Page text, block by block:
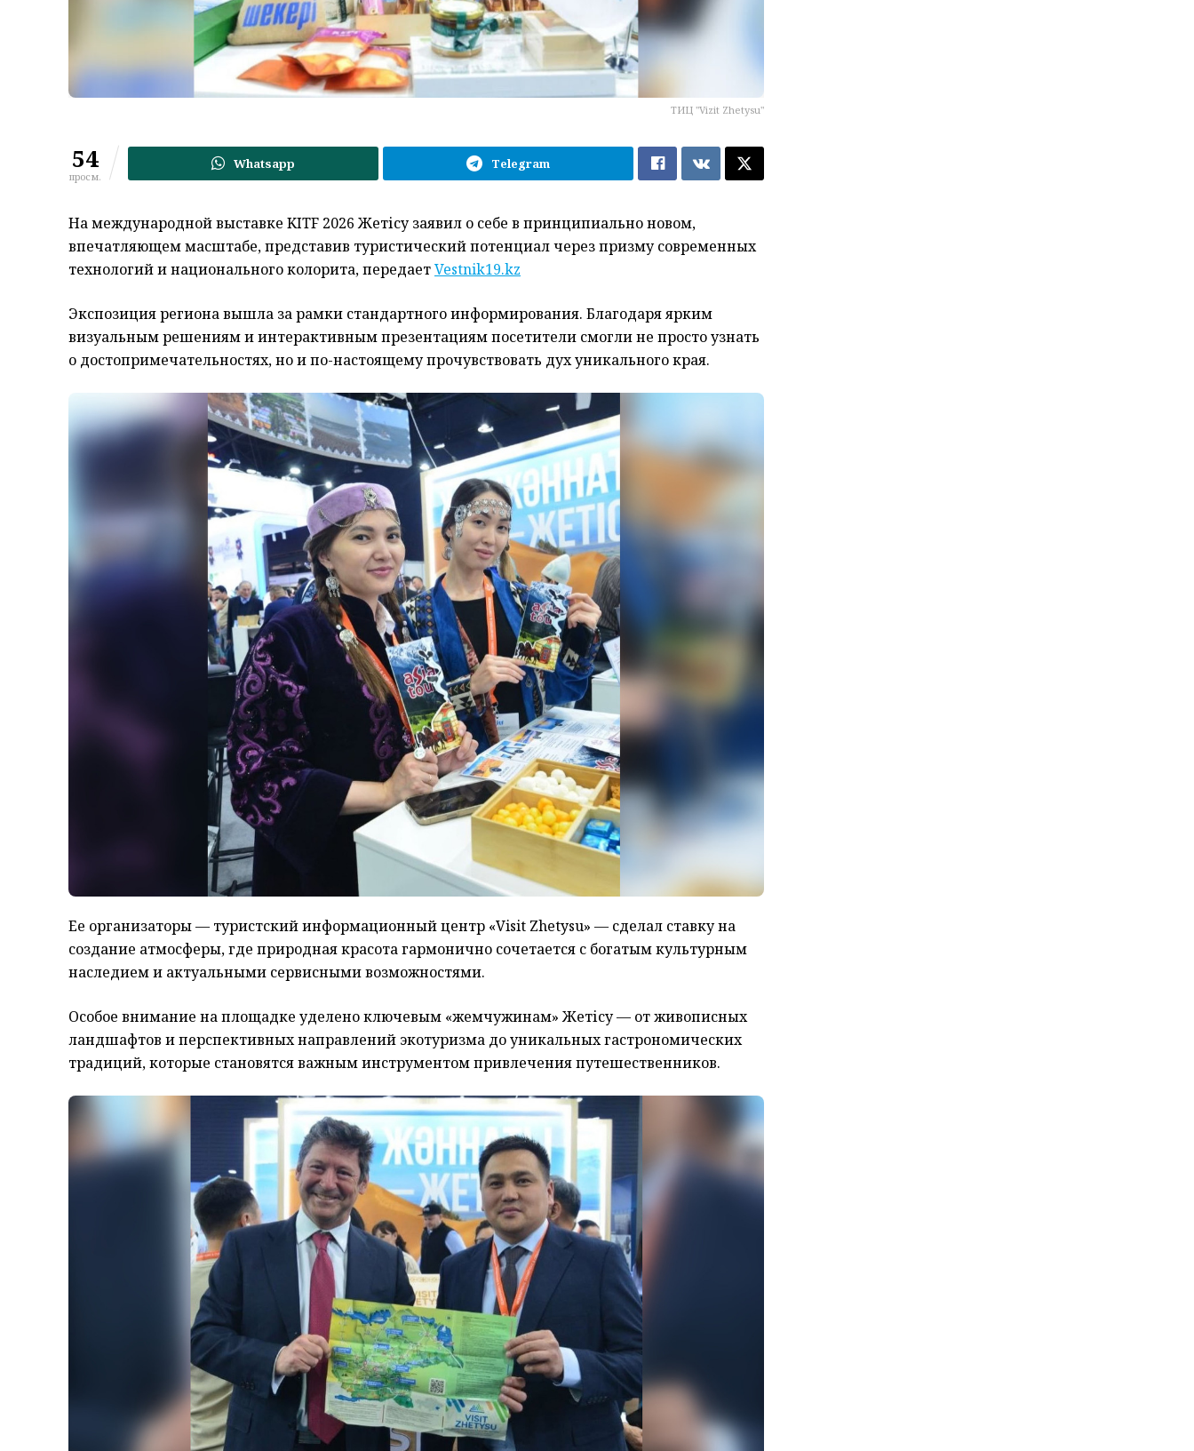
ТИЦ "Vizit Zhetysu"
54
просм.
Whatsapp Telegram
На международной выставке KITF 2026 Жетісу заявил о себе в принципиально новом,
впечатляющем масштабе, представив туристический потенциал через призму современных
технологий и национального колорита, передаетVestnik19.kz
Экспозиция региона вышла за рамки стандартного информирования. Благодаря ярким
визуальным решениям и интерактивным презентациям посетители смогли не просто узнать
о достопримечательностях, но и по-настоящему прочувствовать дух уникального края.
Ее организаторы — туристский информационный центр «Visit Zhetysu» — сделал ставку на
создание атмосферы, где природная красота гармонично сочетается с богатым культурным
наследием и актуальными сервисными возможностями.
Особое внимание на площадке уделено ключевым «жемчужинам» Жетісу — от живописных
ландшафтов и перспективных направлений экотуризма до уникальных гастрономических
традиций, которые становятся важным инструментом привлечения путешественников.